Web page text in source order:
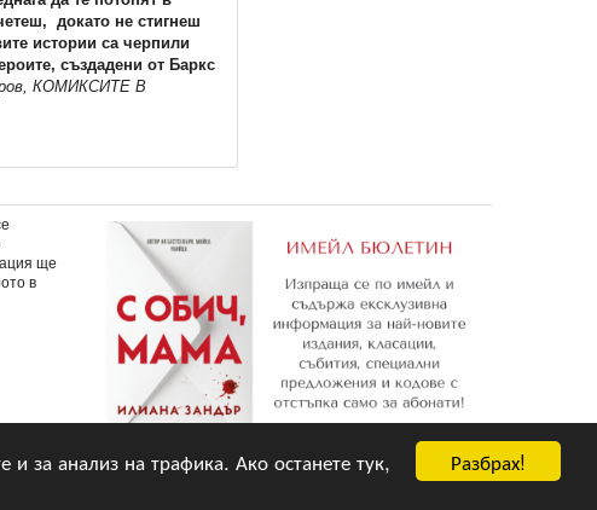
Разбрах!
и за анализ на трафика. Ако останете тук,
докато не стигнеш
истории са черпили
създадени от Баркс
КОМИКСИТЕ В
ще
в
Абониране